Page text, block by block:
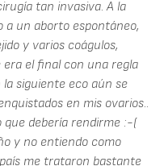
tan invasiva. A la
a un aborto espontáneo,
y varios coágulos,
era el final con una regla
siguiente eco aún se
en mis ovarios..
debería rendirme :-(
y no entiendo como
me trataron bastante